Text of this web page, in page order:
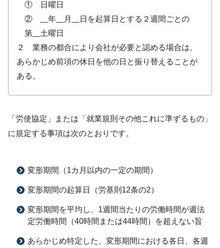
① 日曜日
②
年 月
日を起算日とする２週間ごとの
第
土曜日
２ 業務の都合により会社が必要と認める場合は、
あらかじめ前項の休日を他の日と振り替えることが
ある。
「労使協定」または「就業規則その他これに準ずるもの」
に規定する事項は次のとおりです。
変形期間（1カ月以内の一定の期間）
変形期間の起算日（労基則12条の2）
変形期間を平均し、1週間当たりの労働時間が週法
定労働時間（40時間または44時間）を超えない旨
あらかじめ特定した、変形期間における各日、各週